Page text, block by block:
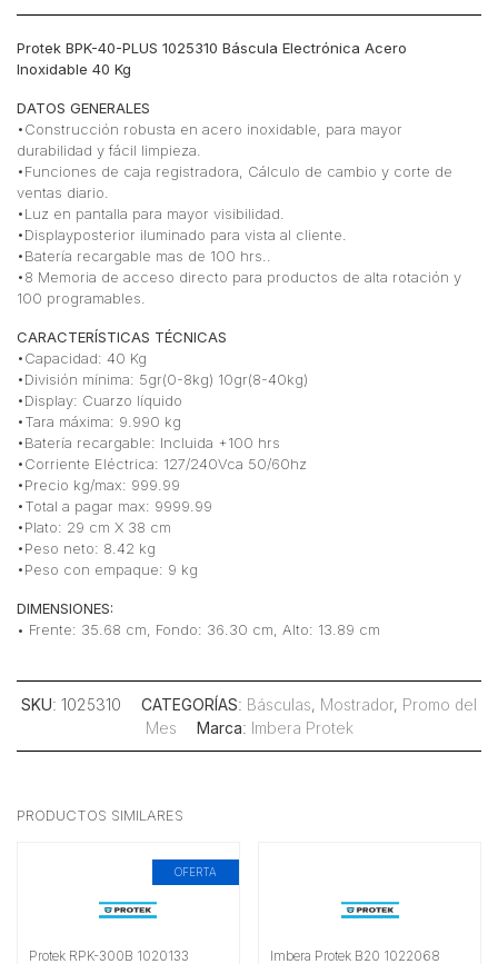
Protek BPK-40-PLUS 1025310 Báscula Electrónica Acero
Inoxidable 40 Kg
DATOS GENERALES
•Construcción robusta en acero inoxidable, para mayor
durabilidad y fácil limpieza.
•Funciones de caja registradora, Cálculo de cambio y corte de
ventas diario.
•Luz en pantalla para mayor visibilidad.
•Displayposterior iluminado para vista al cliente.
•Batería recargable mas de 100 hrs..
•8 Memoria de acceso directo para productos de alta rotación y
100 programables.
CARACTERÍSTICAS TÉCNICAS
•Capacidad: 40 Kg
•División mínima: 5gr(0-8kg) 10gr(8-40kg)
•Display: Cuarzo líquido
•Tara máxima: 9.990 kg
•Batería recargable: Incluida +100 hrs
•Corriente Eléctrica: 127/240Vca 50/60hz
•Precio kg/max: 999.99
•Total a pagar max: 9999.99
•Plato: 29 cm X 38 cm
•Peso neto: 8.42 kg
•Peso con empaque: 9 kg
DIMENSIONES:
• Frente: 35.68 cm, Fondo: 36.30 cm, Alto: 13.89 cm
SKU: 1025310 CATEGORÍAS: Básculas, Mostrador, Promo del
Mes
Marca: Imbera Protek
PRODUCTOS SIMILARES
OFERTA
Protek RPK-300B 1020133
Imbera Protek B20 1022068